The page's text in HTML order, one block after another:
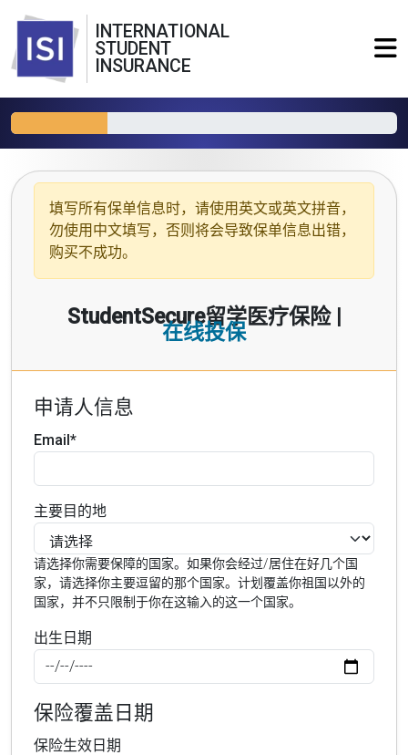
INTERNATIONAL
STUDENT
INSURANCE
填写所有保单信息时，请使用 英文或英文拼音，
勿使用中文填写，否则将会导致保单信息出错，
购买不成功。
StudentSecure留学医疗保险 |
在线投保
申请人信息
Email*
主要目的地
请选择你需要保障的国家。如果你会经过/居住在好几个国
家，请选择你主要逗留的那个国家。计划覆盖你祖国以外的
国家，并不只限制于你在这输入的这一个国家。
出生日期
保险覆盖日期
保险生效日期